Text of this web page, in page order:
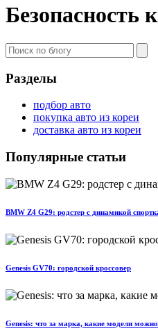
Безопасность
Разделы
подбор авто
покупка авто из кореи
доставка авто из кореи
Популярные статьи
BMW Z4 G29: родстер с динамикой
Genesis GV70: городской кроссовер
Genesis: что за марка, какие модели можно